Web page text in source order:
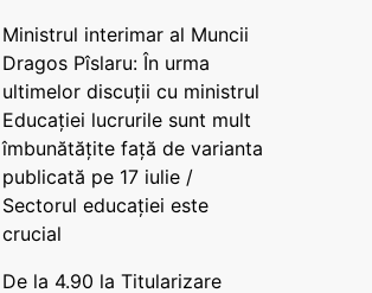
Ministrul interimar al Muncii
Dragos Pîslaru: În urma
ultimelor discuții cu ministrul
Educației lucrurile sunt mult
îmbunătățite față de varianta
publicată pe 17 iulie /
Sectorul educației este
crucial
De la 4.90 la Titularizare